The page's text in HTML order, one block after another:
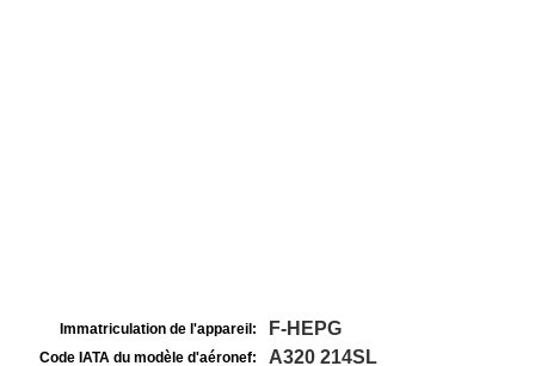
Immatriculation de l'appareil: F-HEPG
Code IATA du modèle d'aéronef: A320 214SL